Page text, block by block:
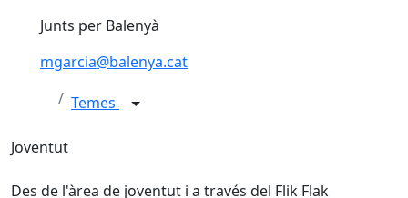
Junts per Balenyà
mgarcia@balenya.cat
Temes
Joventut
Des de l'àrea de joventut i a través del Flik Flak